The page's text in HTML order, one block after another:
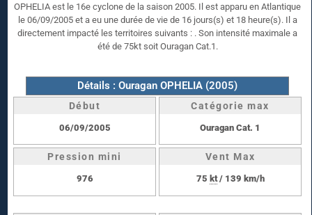
OPHELIA est le 16e cyclone de la saison 2005. Il est apparu en Atlantique
le 06/09/2005 et a eu une durée de vie de 16 jours(s) et 18 heure(s). Il a
directement impacté les territoires suivants : . Son intensité maximale a
été de 75kt soit Ouragan Cat.1.
Détails : Ouragan OPHELIA (2005)
Début
06/09/2005
Catégorie max
Ouragan Cat. 1
Pression mini
976
Vent Max
75 kt/ 139 km/h